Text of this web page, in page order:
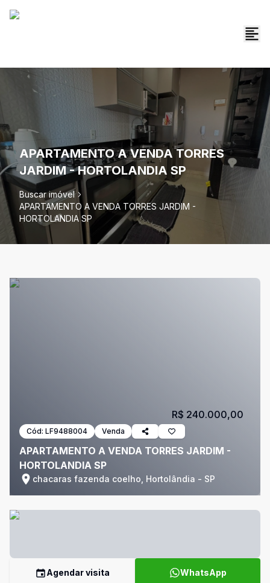
APARTAMENTO A VENDA TORRES
JARDIM - HORTOLANDIA SP
Buscar imóvel
APARTAMENTO A VENDA TORRES JARDIM -
HORTOLANDIA SP
Cód: LF9488004 Venda
APARTAMENTO A VENDA TORRES JARDIM -
HORTOLANDIA SP
chacaras fazenda coelho, Hortolândia - SP
R$ 240.000,00
Agendar visita WhatsApp